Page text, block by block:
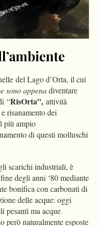
del Lago d’Orta, il cui
sono appenadiventare
“RisOrta”, attività
risanamento dei
più ampio
di questi molluschi
scarichi industriali, è
degli anni ‘80 mediante
bonifica con carbonati di
delle acque: oggi
pesanti ma acque
però naturalmente esposte